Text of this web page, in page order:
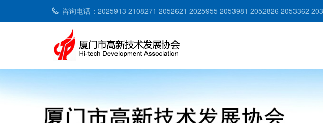
咨询电话：2025913 2108271 2052621 2025955 2053981 2052826 2053362